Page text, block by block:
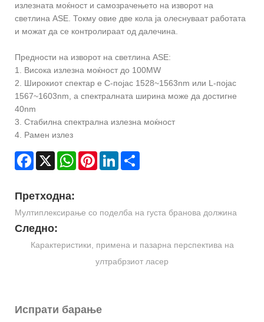
излезната моќност и самозрачењето на изворот на
светлина ASE. Токму овие две кола ја олеснуваат работата
и можат да се контролираат од далечина.
Предности на изворот на светлина ASE:
1. Висока излезна моќност до 100MW
2. Широкиот спектар е C-појас 1528~1563nm или L-појас
1567~1603nm, а спектралната ширина може да достигне
40nm
3. Стабилна спектрална излезна моќност
4. Рамен излез
Facebook
X WhatsAppPinterestLinkedIn
Претходна:
Мултиплексирање со поделба на густа бранова должина
Следно:
Карактеристики, примена и пазарна перспектива на
ултрабрзиот ласер
Испрати барање